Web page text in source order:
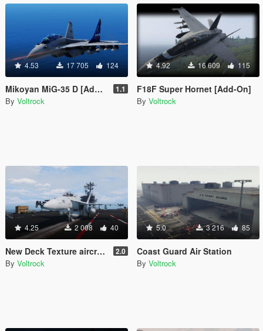
4.53 17 705 124
Mikoyan MiG-35 D [Add-On] 1.1
By Voltrock
4.92 16 609 115
F18F Super Hornet [Add-On]
By Voltrock
4.25 2 008 40
New Deck Texture aircraft carrier 2.0
By Voltrock
5.0 3 216 85
Coast Guard Air Station
By Voltrock